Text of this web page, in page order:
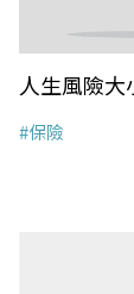
人生風險大
#保險